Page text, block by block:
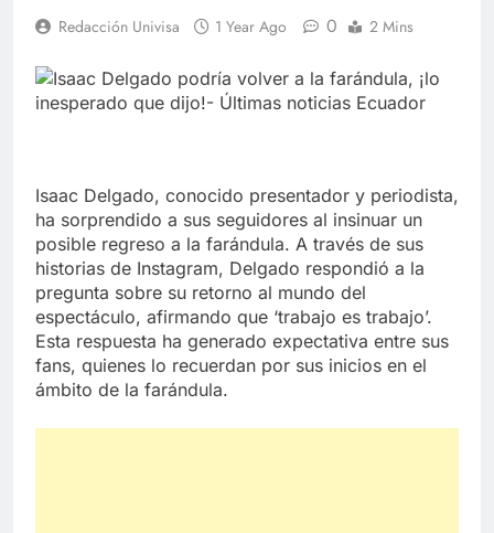
Redacción Univisa 1 Year Ago 0 2 Mins
Isaac Delgado, conocido presentador y periodista,
ha sorprendido a sus seguidores al insinuar un
posible regreso a la farándula. A través de sus
historias de Instagram, Delgado respondió a la
pregunta sobre su retorno al mundo del
espectáculo, afirmando que ‘trabajo es trabajo’.
Esta respuesta ha generado expectativa entre sus
fans, quienes lo recuerdan por sus inicios en el
ámbito de la farándula.